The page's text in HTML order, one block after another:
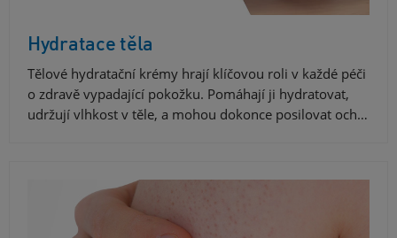
Hydratace těla
Tělové hydratační krémy hrají klíčovou roli v každé péči
o zdravě vypadající pokožku. Pomáhají ji hydratovat,
udržují vlhkost v těle, a mohou dokonce posilovat och…